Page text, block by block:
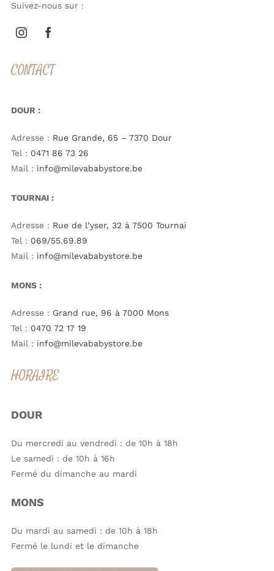
Suivez-nous sur :
CONTACT
DOUR :
Adresse : Rue Grande, 65 – 7370 Dour
Tel : 0471 86 73 26
Mail : info@milevababystore.be
TOURNAI :
Adresse : Rue de l’yser, 32 à 7500 Tournai
Tel : 069/55.69.89
Mail : info@milevababystore.be
MONS :
Adresse : Grand rue, 96 à 7000 Mons
Tel : 0470 72 17 19
Mail : info@milevababystore.be
HORAIRE
DOUR
Du mercredi au vendredi : de 10h à 18h
Le samedi : de 10h à 16h
Fermé du dimanche au mardi
MONS
Du mardi au samedi : de 10h à 18h
Fermé le lundi et le dimanche